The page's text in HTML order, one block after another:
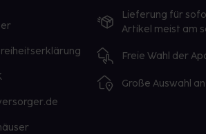
Lieferung für
Artikel meist am
Freie Wahl der
Große Auswahl